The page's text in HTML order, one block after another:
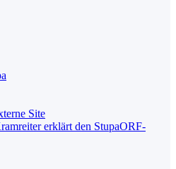
Site
erklärt den StupaORF-